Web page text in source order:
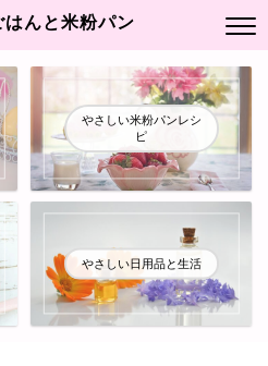
んと米粉パン
やさしい米粉パンレシ
ピ
やさしい日用品と生活